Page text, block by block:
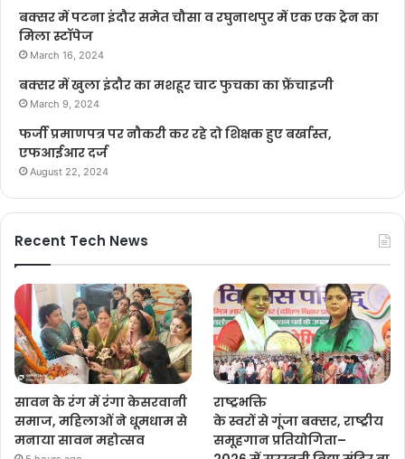
बक्सर में पटना इंदौर समेत चौसा व रघुनाथपुर में एक एक ट्रेन का
मिला स्टॉपेज
March 16, 2024
बक्सर में खुला इंदौर का मशहूर चाट फुचका का फ्रेंचाइजी
March 9, 2024
फर्जी प्रमाणपत्र पर नौकरी कर रहे दो शिक्षक हुए बर्खास्त,
एफआईआर दर्ज
August 22, 2024
Recent Tech News
सावन के रंग में रंगा केसरवानी
समाज, महिलाओं ने धूमधाम से
मनाया सावन महोत्सव
राष्ट्रभक्ति
के स्वरों से गूंजा बक्सर, राष्ट्रीय
समूहगान प्रतियोगिता–